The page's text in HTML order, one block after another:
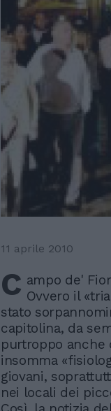
11 aprile 2010
C ampo de'
Ovvero il
stato
capitolina, da
purtroppo anche
insomma
giovani,
nei locali dei